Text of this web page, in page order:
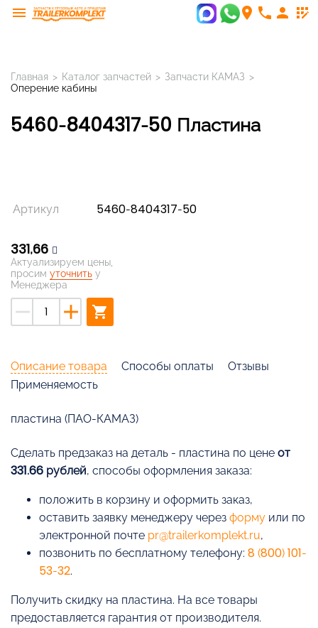
menu room phone person app_registration
Главная > Каталог запчастей > Запчасти КАМАЗ >
Оперение кабины
5460-8404317-50 Пластина
Артикул 5460-8404317-50
331,66
Актуализируем цены,
просим уточнить у
Менеджера
remove add shopping_cart
Описание товара Способы оплаты
Отзывы
Применяемость
пластина (ПАО-КАМАЗ)
Cделать предзаказ на деталь - пластина по цене от
331.66 рублей, способы оформления заказа:
положить в корзину и оформить заказ,
оставить заявку менеджеру через форму или по
электронной почте pr@trailerkomplekt.ru,
позвонить по бесплатному телефону: 8 (800) 101-
53-32.
Получить скидку на пластина. На все товары
предоставляется гарантия от производителя.